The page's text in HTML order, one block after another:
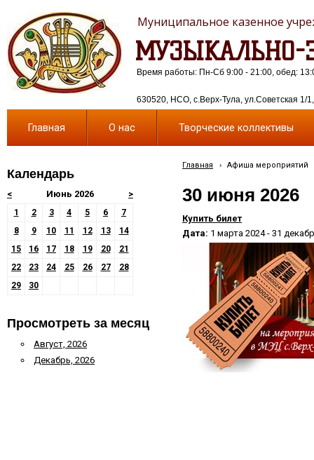
МУЗЫКАЛЬНО-
Муниципальное казенное
630520, НСО, с.Верх-Тула, ул.Советская 1/
Время работы: Пн-Сб 9:00 - 21:00, обед:
Главная О нас Творческие коллективы
Календарь
< >
Июнь 2026
1 2 3 4 5 6
7
8
9 10 11 12 13
14
15
16 17 18 19 20
21
22
23 24 25 26 27
28
29
30
Просмотреть за месяц
Август, 2026
Декабрь, 2026
Главная › Афиша мероприятий
30 июня 2026
Купить билет
Дата: 1 марта 2024 - 31